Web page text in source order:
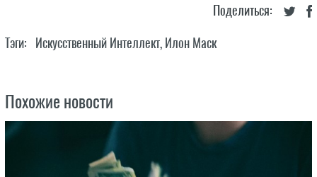
Поделиться:
Тэги: Искусственный Интеллект, Илон Маск
Похожие новости